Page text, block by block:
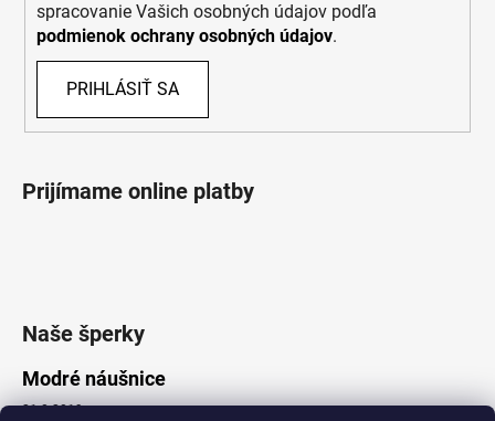
spracovanie Vašich osobných údajov podľa
podmienok ochrany osobných údajov.
PRIHLÁSIŤ SA
Prijímame online platby
Naše šperky
Modré náušnice
21.8.2019